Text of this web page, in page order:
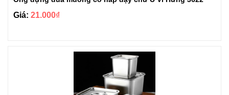
Giá: 21.000₫